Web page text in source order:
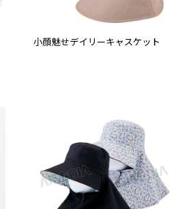
小顔魅せデイリーキャスケット